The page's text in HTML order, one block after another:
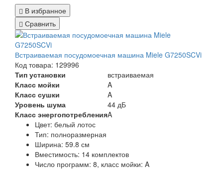
В избранное
Сравнить
Встраиваемая посудомоечная машина Miele G7250SCVi
Код товара: 129996
Тип установки
встраиваемая
Класс мойки
A
Класс сушки
A
Уровень шума
44 дБ
Класс энергопотребленияA
Цвет: белый лотос
Тип: полноразмерная
Ширина: 59.8 см
Вместимость: 14 комплектов
Число программ: 8, класс мойки: A